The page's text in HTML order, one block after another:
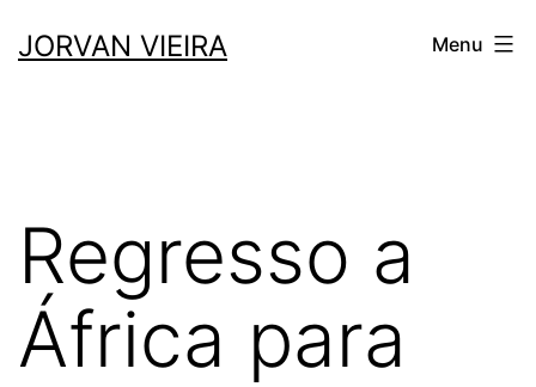
para
JORVAN VIEIRA Menu
Regresso a
África para